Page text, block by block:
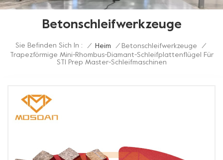
Betonschleifwerkzeuge
Sie Befinden Sich In : / Heim / Betonschleifwerkzeuge
/
Trapezförmige Mini-Rhombus-Diamant-Schleifplattenflügel Für
STI Prep Master-Schleifmaschinen